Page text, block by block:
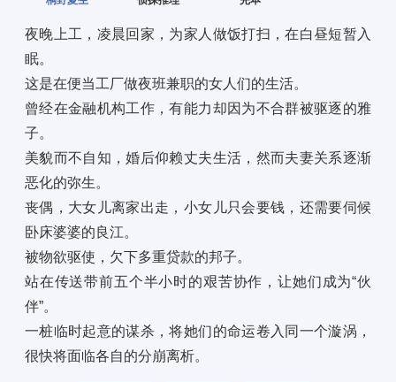
夜晚上工，凌晨回家，为家人做饭打扫，在白昼短暂入
眠。
这是在便当工厂做夜班兼职的女人们的生活。
曾经在金融机构工作，有能力却因为不合群被驱逐的雅
子。
美貌而不自知，婚后仰赖丈夫生活，然而夫妻关系逐渐
恶化的弥生。
丧偶，大女儿离家出走，小女儿只会要钱，还需要伺候
卧床婆婆的良江。
被物欲驱使，欠下多重贷款的邦子。
站在传送带前五个半小时的艰苦协作，让她们成为“伙
伴”。
一桩临时起意的谋杀，将她们的命运卷入同一个漩涡，
很快将面临各自的分崩离析。